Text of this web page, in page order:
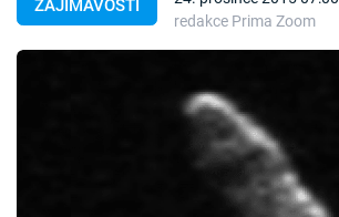
Témata
ZAJÍMAVOSTI
redakce Prima Zoom